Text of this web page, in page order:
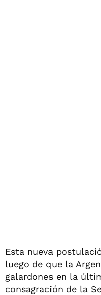
Esta nueva
luego de que la
galardones en la
consagración de la